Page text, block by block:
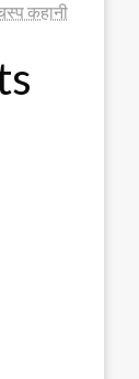
कहानी